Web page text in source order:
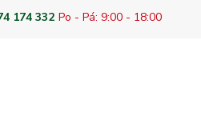
174 332 Po - Pá: 9:00 - 18:00